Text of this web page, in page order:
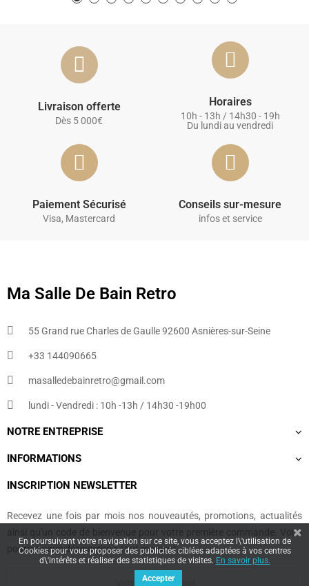
Livraison offerte
Dès 5 000€
Horaires
10h - 13h / 14h30 - 19h
Du lundi au vendredi
Paiement Sécurisé
Visa, Mastercard
Conseils sur-mesure
infos et service
Ma Salle De Bain Retro
55 Grand rue Charles de Gaulle 92600 Asnières-sur-Seine
+33 144090665​
masalledebainretro@gmail.com
lundi - Vendredi : 10h -13h / 14h30 -19h00
NOTRE ENTREPRISE
INFORMATIONS
INSCRIPTION NEWSLETTER
Recevez une fois par mois nos nouveautés, promotions, actualités
ainsi qu'un code de bienvenue pour votre première commande. Vous
pourrez vous désinscrire à tout moment.
En poursuivant votre navigation sur ce site, vous acceptez l\'utilisation de
Cookies pour vous proposer des publicités ciblées adaptées à vos centres
d\'intérêts et réaliser des statistiques de visites. En savoir plus.
Accepter